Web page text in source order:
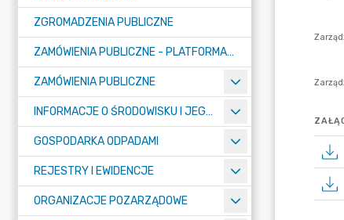
ZGROMADZENIA PUBLICZNE
ZAMÓWIENIA PUBLICZNE - PLATFORMA ZAKUPOWA (OD 01.05.2025R.)
ZAMÓWIENIA PUBLICZNE
INFORMACJE O ŚRODOWISKU I JEGO OCHRONIE
GOSPODARKA ODPADAMI
REJESTRY I EWIDENCJE
ORGANIZACJE POZARZĄDOWE